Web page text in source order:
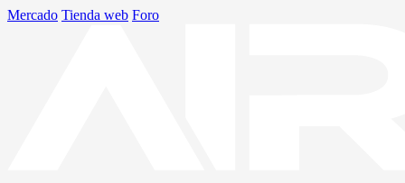
Mercado Tienda web Foro